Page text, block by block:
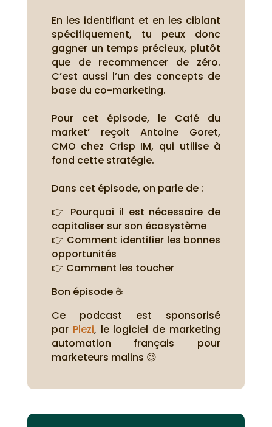
En les identifiant et en les ciblant
spécifiquement, tu peux donc
gagner un temps précieux, plutôt
que de recommencer de zéro.
C’est aussi l’un des concepts de
base du co-marketing.
Pour cet épisode, le Café du
market’ reçoit Antoine Goret,
CMO chez Crisp IM, qui utilise à
fond cette stratégie.
Dans cet épisode, on parle de :
👉 Pourquoi il est nécessaire de
capitaliser sur son écosystème
👉 Comment identifier les bonnes
opportunités
👉 Comment les toucher
Bon épisode ☕
Ce podcast est sponsorisé
par Plezi, le logiciel de marketing
automation français pour
marketeurs malins 😉